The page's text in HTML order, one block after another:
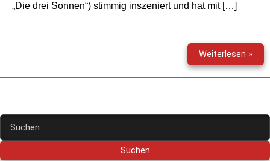
„Die drei Sonnen“) stimmig inszeniert und hat mit […]
Weiterlesen »
–
Box
Suchen
nach: